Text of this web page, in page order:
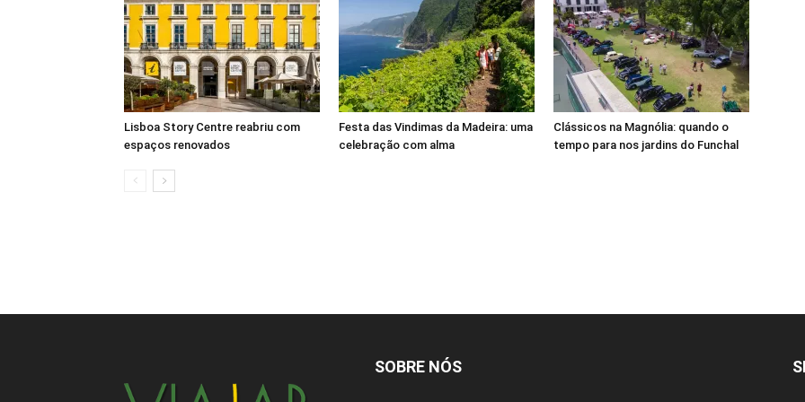
Lisboa Story Centre reabriu com
espaços renovados
Festa das Vindimas da Madeira: uma
celebração com alma
Clássicos na Magnólia: quando o
tempo para nos jardins do Funchal
SOBRE NÓS